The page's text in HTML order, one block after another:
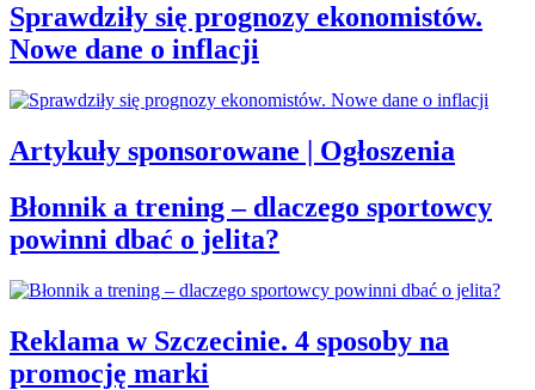
Sprawdziły się prognozy ekonomistów.
Nowe dane o inflacji
Artykuły sponsorowane | Ogłoszenia
Błonnik a trening – dlaczego sportowcy
powinni dbać o jelita?
Reklama w Szczecinie. 4 sposoby na
promocję marki